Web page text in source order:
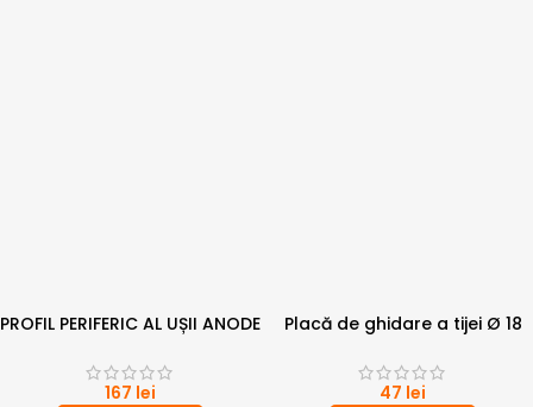
PROFIL PERIFERIC AL UȘII ANODE
167 lei
Placă de ghidare a tijei Ø 18
47 lei